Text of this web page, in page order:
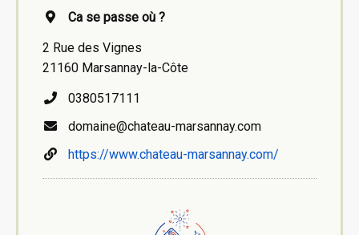
Ca se passe où ?
2 Rue des Vignes
21160 Marsannay-la-Côte
0380517111
domaine@chateau-marsannay.com
https://www.chateau-marsannay.com/